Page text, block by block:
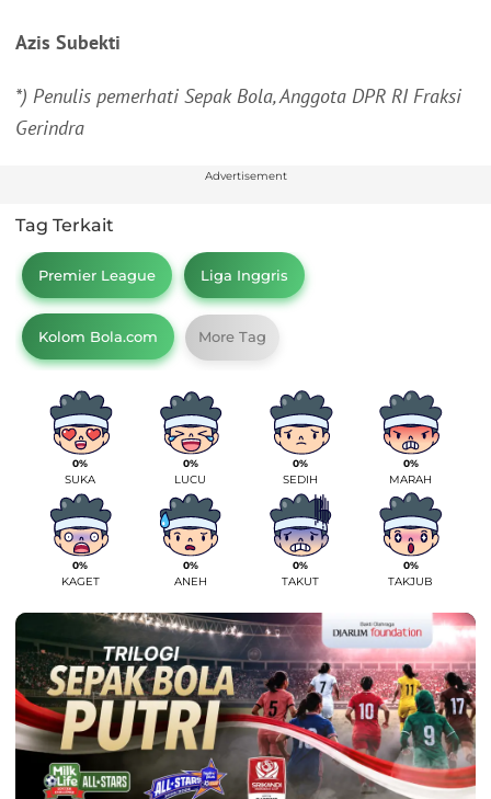
Azis Subekti
*) Penulis pemerhati Sepak Bola, Anggota DPR RI Fraksi
Gerindra
Advertisement
Tag Terkait
Premier League Liga Inggris
Kolom Bola.com More Tag
0%
SUKA
0%
LUCU
0%
SEDIH
0%
MARAH
0%
KAGET
0%
ANEH
0%
TAKUT
0%
TAKJUB